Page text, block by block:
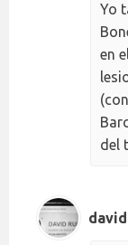
Yo
en
del
david